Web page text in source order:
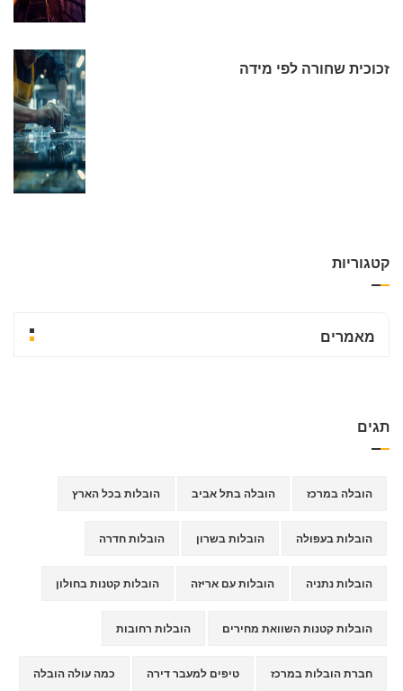
זכוכית שחורה לפי מידה
קטגוריות
מאמרים
תגים
הובלה במרכז הובלה בתל אביב הובלות בכל הארץ
הובלות בעפולה הובלות בשרון הובלות חדרה
הובלות נתניה הובלות עם אריזה הובלות קטנות בחולון
הובלות קטנות השוואת מחירים הובלות רחובות
חברת הובלות במרכז טיפים למעבר דירה כמה עולה הובלה